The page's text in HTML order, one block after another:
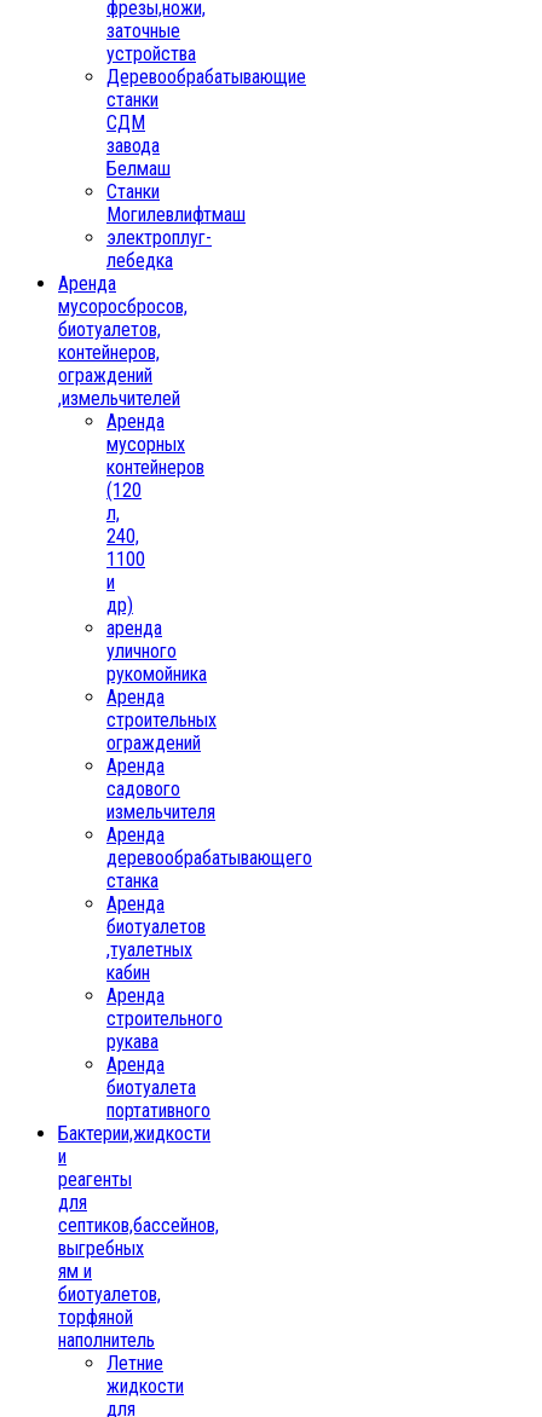
фрезы,ножи,
заточные
устройства
Деревообрабатывающие
станки
СДМ
завода
Белмаш
Станки
Могилевлифтмаш
электроплуг-
лебедка
Аренда
мусоросбросов,
биотуалетов,
контейнеров,
ограждений
,измельчителей
Аренда
мусорных
контейнеров
(120
л,
240,
1100
и
др)
аренда
уличного
рукомойника
Аренда
строительных
ограждений
Аренда
садового
измельчителя
Аренда
деревообрабатывающего
станка
Аренда
биотуалетов
,туалетных
кабин
Аренда
строительного
рукава
Аренда
биотуалета
портативного
Бактерии,жидкости
и
реагенты
для
септиков,бассейнов,
выгребных
ям и
биотуалетов,
торфяной
наполнитель
Летние
жидкости
для